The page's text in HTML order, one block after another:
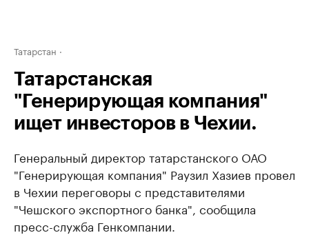
Татарстан
Татарстанская
"Генерирующая компания"
ищет инвесторов в Чехии.
Генеральный директор татарстанского ОАО
"Генерирующая компания" Раузил Хазиев провел
в Чехии переговоры с представителями
"Чешского экспортного банка", сообщила
пресс-служба Генкомпании.